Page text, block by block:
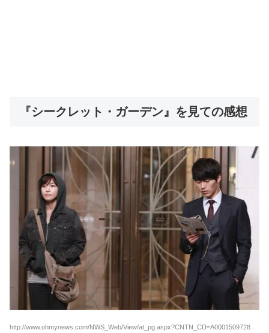
『シークレット・ガーデン』を見ての感想
http://www.ohmynews.com/NWS_Web/View/at_pg.aspx?CNTN_CD=A0001509728